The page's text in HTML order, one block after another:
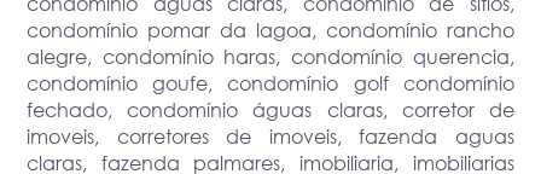
condomínio pomar da lagoa, condomínio rancho
alegre, condomínio haras, condomínio querencia,
condomínio goufe, condomínio golf condomínio
fechado, condomínio águas claras, corretor de
imoveis, corretores de imoveis, fazenda aguas
claras, fazenda palmares, imobiliaria, imobiliarias